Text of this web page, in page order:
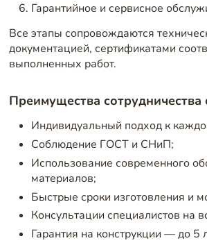
Гарантийное и сервисное
Все этапы сопровождаются
документацией, сертификатами
выполненных работ.
Преимущества
Индивидуальный подход к
Соблюдение ГОСТ и СНиП;
Использование современного
материалов;
Быстрые сроки изготовления и
Консультации специалистов на
Гарантия на конструкции — до 5